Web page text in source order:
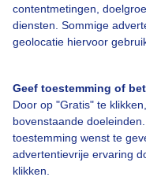
contentmetingen,
diensten. Sommige
geolocatie hiervoor
Geef toestemming of
Door op "Gratis" te
bovenstaande
toestemming wenst te
advertentievrije ervaring
klikken.
Bedrijfsgegevens
Veelgestelde vragen
Contact